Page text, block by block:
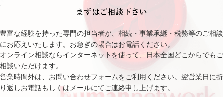
まずはご相談下さい
豊富な経験を持った専門の担当者が、相続・事業承継・税務等のご相談
にお応えいたします。お急ぎの場合はお電話ください。
オンライン相談ならインターネットを使って、日本全国どこからでもご
相談いただけます。
営業時間外は、お問い合わせフォームをご利用ください。翌営業日に折
り返しお電話もしくはメールにてご連絡申し上げます。